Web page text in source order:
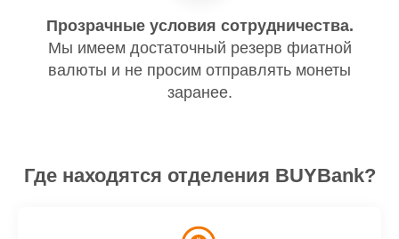
Прозрачные условия сотрудничества.
Мы имеем достаточный резерв фиатной
валюты и не просим отправлять монеты
заранее.
Где находятся отделения BUYBank?